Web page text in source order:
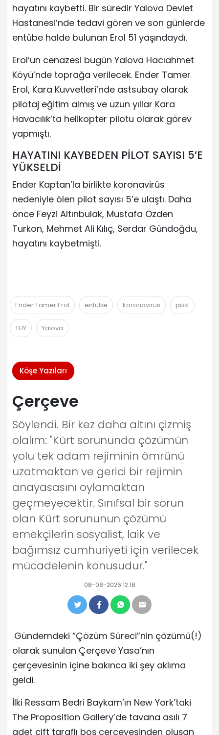
hayatını kaybetti. Bir süredir Yalova Devlet
Hastanesi’nde tedavi gören ve son günlerde
entübe halde bulunan Erol 51 yaşındaydı.
Erol’un cenazesi bugün Yalova Hacıahmet
Köyü’nde toprağa verilecek. Ender Tamer
Erol, Kara Kuvvetleri’nde astsubay olarak
pilotaj eğitim almış ve uzun yıllar Kara
Havacılık’ta helikopter pilotu olarak görev
yapmıştı.
HAYATINI KAYBEDEN PİLOT SAYISI 5’E
YÜKSELDİ
Ender Kaptan’la birlikte koronavirüs
nedeniyle ölen pilot sayısı 5’e ulaştı. Daha
önce Feyzi Altınbulak, Mustafa Özden
Turkon, Mehmet Ali Kılıç, Serdar Gündoğdu,
hayatını kaybetmişti.
Ender Tamer Erol entübe koronavirüs pilot
THY Yalova
Köşe Yazıları
Çerçeve
Söylendi. Bir kez daha altını çizmiş
olalım: "Kürt sorununda çözümün
yolu tek adam rejiminin ömrünü
uzatmaktan ve gerici bir rejimin
anayasasını oylamaktan
geçmeyecektir. Sınıfsal bir sorun
olan Kürt sorununun çözümü
emekçilerin sosyalist, laik ve
bağımsız cumhuriyeti için verilecek
mücadelenin konusudur."
08-08-2026 12:18
Gündemdeki “Çözüm Süreci”nin çözümü(!)
olarak sunulan Çerçeve Yasa’nın
çerçevesinin içine bakınca iki şey aklıma
geldi.
İlki Ressam Bedri Baykam’ın New York’taki
The Proposition Gallery’de tavana asılı 7
adet çift taraflı boş çerçevesinden oluşan